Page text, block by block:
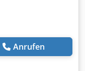
Anrufen